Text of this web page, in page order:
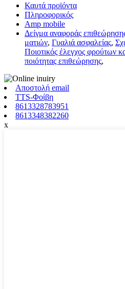
Καυτά προϊόντα
Πληροφορικός
Amp mobile
Δείγμα αναφοράς
ματιών, Γυαλιά ασφαλείας,
Ποιοτικός έλεγχος φρούτων
ποιότητας επιθεώρησης,
Αποστολή email
TTS-Φοίβη
8613328783951
8613348382260
x